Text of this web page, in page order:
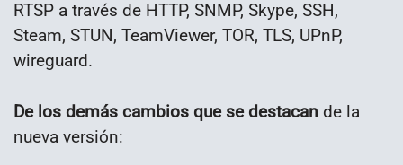
RTSP a través de HTTP, SNMP, Skype, SSH,
Steam, STUN, TeamViewer, TOR, TLS, UPnP,
wireguard.
De los demás cambios que se destacan de la
nueva versión: